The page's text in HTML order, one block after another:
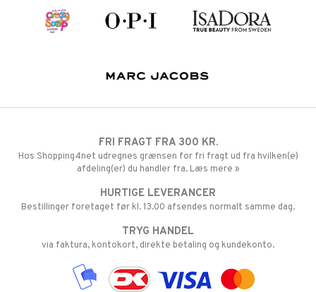
FRI FRAGT FRA 300 KR.
Hos Shopping4net udregnes grænsen for fri fragt ud fra hvilken(e)
afdeling(er) du handler fra. Læs mere »
HURTIGE LEVERANCER
Bestillinger foretaget før kl. 13.00 afsendes normalt samme dag.
TRYG HANDEL
via faktura, kontokort, direkte betaling og kundekonto.